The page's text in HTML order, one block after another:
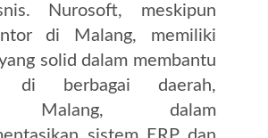
Nurosoft, meskipun
di Malang, memiliki
solid dalam membantu
di berbagai daerah,
Malang, dalam